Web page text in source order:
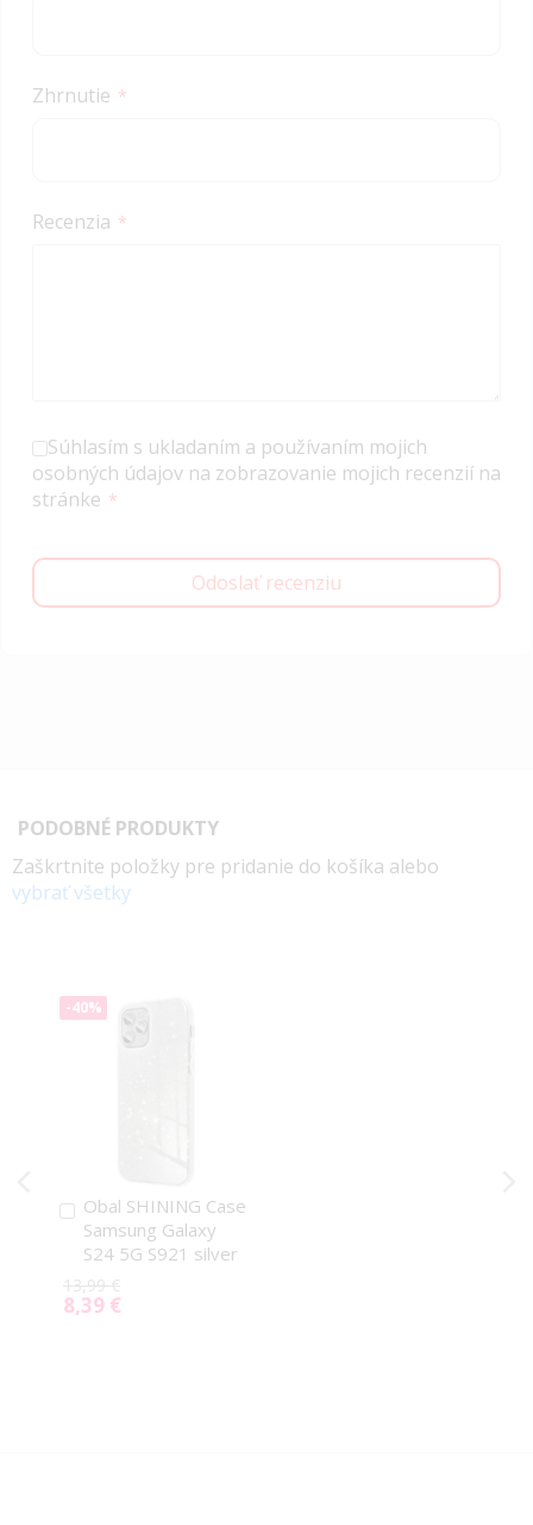
Zhrnutie
Recenzia
Súhlasím s ukladaním a používaním mojich
osobných údajov na zobrazovanie mojich recenzií na
stránke
Odoslať recenziu
PODOBNÉ PRODUKTY
Zaškrtnite položky pre pridanie do košíka alebo
vybrať všetky
-40%
Obal SHINING Case
Samsung Galaxy
S24 5G S921 silver
13,99 €
Special
8,39 €
Pridať
do
košíka